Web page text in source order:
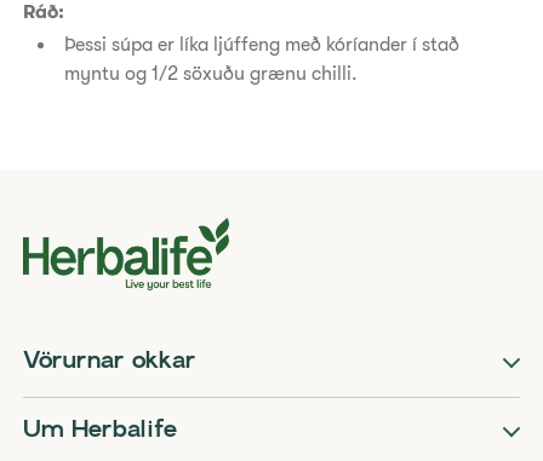
Ráð:
Þessi súpa er líka ljúffeng með kóríander í stað
myntu og 1/2 söxuðu grænu chilli.
Vörurnar okkar
Um Herbalife